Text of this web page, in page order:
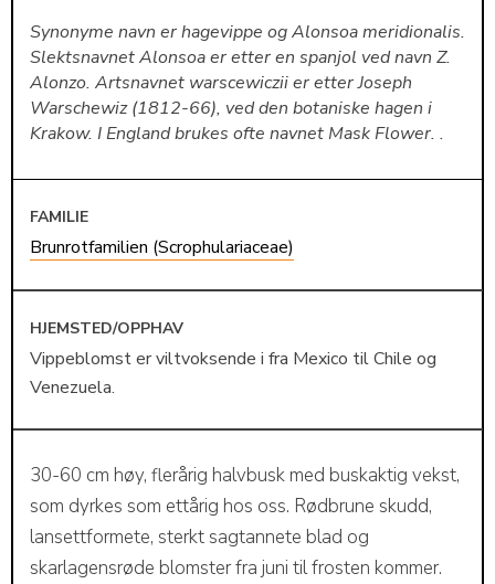
Synonyme navn er hagevippe og Alonsoa meridionalis.
Slektsnavnet Alonsoa er etter en spanjol ved navn Z.
Alonzo. Artsnavnet warscewiczii er etter Joseph
Warschewiz (1812-66), ved den botaniske hagen i
Krakow. I England brukes ofte navnet Mask Flower. .
FAMILIE
Brunrotfamilien (Scrophulariaceae)
HJEMSTED/OPPHAV
Vippeblomst er viltvoksende i fra Mexico til Chile og
Venezuela.
30-60 cm høy, flerårig halvbusk med buskaktig vekst,
som dyrkes som ettårig hos oss. Rødbrune skudd,
lansettformete, sterkt sagtannete blad og
skarlagensrøde blomster fra juni til frosten kommer.